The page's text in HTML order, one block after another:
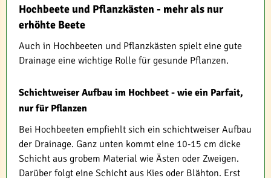
Hochbeete und Pflanzkästen - mehr als nur
erhöhte Beete
Auch in Hochbeeten und Pflanzkästen spielt eine gute
Drainage eine wichtige Rolle für gesunde Pflanzen.
Schichtweiser Aufbau im Hochbeet - wie ein Parfait,
nur für Pflanzen
Bei Hochbeeten empfiehlt sich ein schichtweiser Aufbau
der Drainage. Ganz unten kommt eine 10-15 cm dicke
Schicht aus grobem Material wie Ästen oder Zweigen.
Darüber folgt eine Schicht aus Kies oder Blähton. Erst